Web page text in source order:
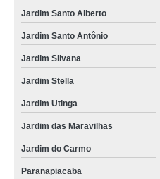
Jardim Santo Alberto
Jardim Santo Antônio
Jardim Silvana
Jardim Stella
Jardim Utinga
Jardim das Maravilhas
Jardim do Carmo
Paranapiacaba